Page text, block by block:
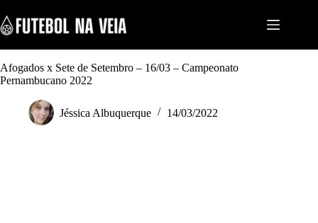
k
i
o
c
Afogados x Sete de Setembro – 16/03 – Campeonato
Pernambucano 2022
Jéssica Albuquerque 14/03/2022